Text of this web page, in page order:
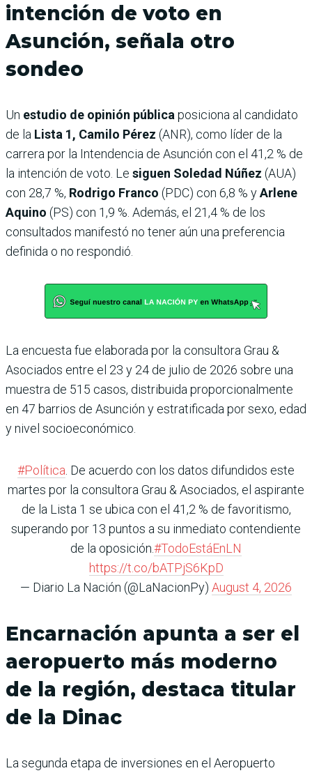
intención de voto en
Asunción, señala otro
sondeo
Un estudio de opinión pública posiciona al candidato
de la Lista 1, Camilo Pérez (ANR), como líder de la
carrera por la Intendencia de Asunción con el 41,2 % de
la intención de voto. Le siguen Soledad Núñez (AUA)
con 28,7 %, Rodrigo Franco (PDC) con 6,8 % yArlene
Aquino (PS) con 1,9 %. Además, el 21,4 % de los
consultados manifestó no tener aún una preferencia
definida o no respondió.
La encuesta fue elaborada por la consultora Grau &
Asociados entre el 23 y 24 de julio de 2026 sobre una
muestra de 515 casos, distribuida proporcionalmente
en 47 barrios de Asunción y estratificada por sexo, edad
y nivel socioeconómico.
#Política . De acuerdo con los datos difundidos este
martes por la consultora Grau & Asociados, el aspirante
de la Lista 1 se ubica con el 41,2 % de favoritismo,
superando por 13 puntos a su inmediato contendiente
de la oposición.#TodoEstáEnLN
https://t.co/bATPjS6KpD
— Diario La Nación (@LaNacionPy) August 4, 2026
Encarnación apunta a ser el
aeropuerto más moderno
de la región, destaca titular
de la Dinac
La segunda etapa de inversiones en el Aeropuerto